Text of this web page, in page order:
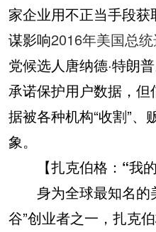
家企业用不正当手段
谋影响2016年美国总
党候选人唐纳德·特朗
承诺保护用户数据，
据被各种机构“收割”
象。
【扎克伯格：“我的
身为全球最知名的
谷”创业者之一，扎克